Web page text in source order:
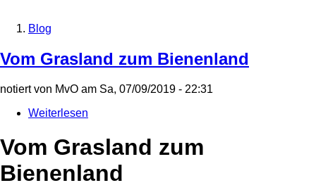
Blog
Vom Grasland zum Bienenland
notiert von MvO am Sa, 07/09/2019 - 22:31
Weiterlesen
Grasland
zum
Bienenland
Vom Grasland zum
Bienenland